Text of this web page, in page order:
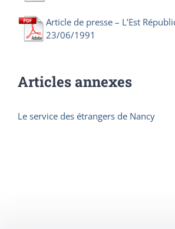
Article de presse – L’Est
23/06/1991
Articles annexes
Le service des étrangers de Nancy